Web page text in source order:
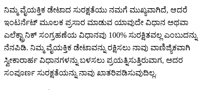
ನಿಮ್ಮ ವೈಯಕ್ತಿಕ ಡೇಟಾದ ಸುರಕ್ಷತೆಯು ನಮಗೆ ಮುಖ್ಯವಾಗಿದೆ, ಆದರೆ
ಇಂಟರ್ನೆಟ್ ಮೂಲಕ ಪ್ರಸಾರ ಮಾಡುವ ಯಾವುದೇ ವಿಧಾನ ಅಥವಾ
ಎಲೆಕ್ಟ್ರಾನಿಕ್ ಸಂಗ್ರಹಣೆಯ ವಿಧಾನವು 100% ಸುರಕ್ಷಿತವಲ್ಲ ಎಂಬುದನ್ನು
ನೆನಪಿಡಿ. ನಿಮ್ಮ ವೈಯಕ್ತಿಕ ಡೇಟಾವನ್ನು ರಕ್ಷಿಸಲು ನಾವು ವಾಣಿಜ್ಯಿಕವಾಗಿ
ಸ್ವೀಕಾರಾರ್ಹ ವಿಧಾನಗಳನ್ನು ಬಳಸಲು ಪ್ರಯತ್ನಿಸುತ್ತಿರುವಾಗ, ಅದರ
ಸಂಪೂರ್ಣ ಸುರಕ್ಷತೆಯನ್ನು ನಾವು ಖಾತರಿಪಡಿಸುವುದಿಲ್ಲ.